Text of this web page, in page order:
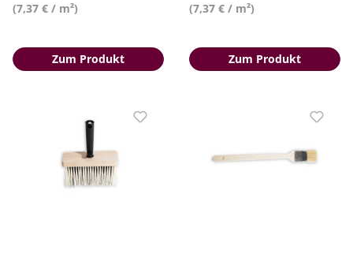
(7,37 € / m²)
Zum Produkt
(7,37 € / m²)
Zum Produkt